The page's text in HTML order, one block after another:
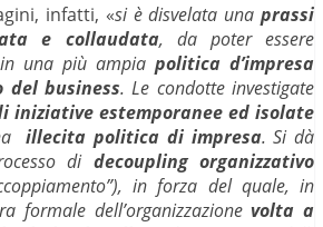
infatti, «si è disvelata unaprassi
e collaudata, da poter essere
una più ampia politica d’impresa
del business. Le condotte investigate
iniziative estemporanee ed isolate
illecita politica di impresa. Si dà
di decoupling organizzativo
in forza del quale, in
formale dell’organizzazionevolta a